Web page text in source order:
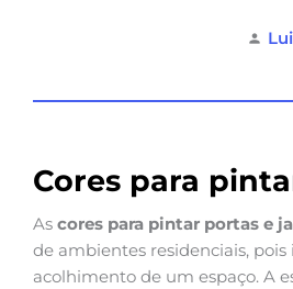
Cores para
As cores para pintar portas e
de ambientes residenciais,
acolhimento de um espaço. A